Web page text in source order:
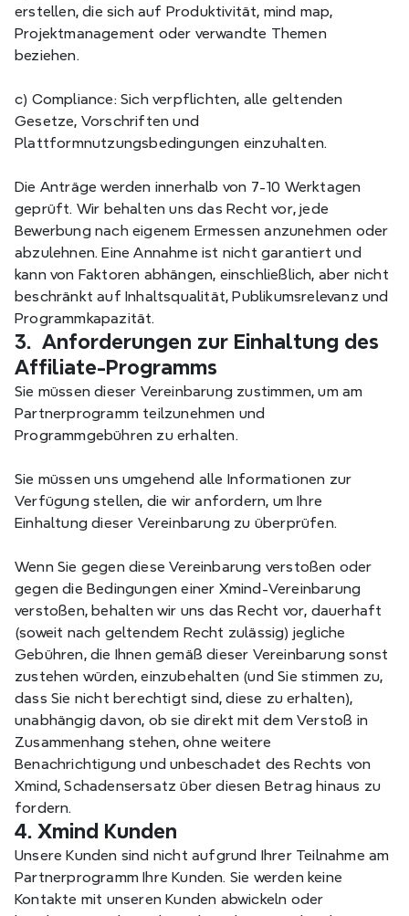
erstellen, die sich auf Produktivität, mind map,
Projektmanagement oder verwandte Themen
beziehen.
c) Compliance: Sich verpflichten, alle geltenden
Gesetze, Vorschriften und
Plattformnutzungsbedingungen einzuhalten.
Die Anträge werden innerhalb von 7-10 Werktagen
geprüft. Wir behalten uns das Recht vor, jede
Bewerbung nach eigenem Ermessen anzunehmen oder
abzulehnen. Eine Annahme ist nicht garantiert und
kann von Faktoren abhängen, einschließlich, aber nicht
beschränkt auf Inhaltsqualität, Publikumsrelevanz und
Programmkapazität.
3.  Anforderungen zur Einhaltung des
Affiliate-Programms
Sie müssen dieser Vereinbarung zustimmen, um am
Partnerprogramm teilzunehmen und
Programmgebühren zu erhalten.
Sie müssen uns umgehend alle Informationen zur
Verfügung stellen, die wir anfordern, um Ihre
Einhaltung dieser Vereinbarung zu überprüfen.
Wenn Sie gegen diese Vereinbarung verstoßen oder
gegen die Bedingungen einer Xmind-Vereinbarung
verstoßen, behalten wir uns das Recht vor, dauerhaft
(soweit nach geltendem Recht zulässig) jegliche
Gebühren, die Ihnen gemäß dieser Vereinbarung sonst
zustehen würden, einzubehalten (und Sie stimmen zu,
dass Sie nicht berechtigt sind, diese zu erhalten),
unabhängig davon, ob sie direkt mit dem Verstoß in
Zusammenhang stehen, ohne weitere
Benachrichtigung und unbeschadet des Rechts von
Xmind, Schadensersatz über diesen Betrag hinaus zu
fordern.
4. Xmind Kunden
Unsere Kunden sind nicht aufgrund Ihrer Teilnahme am
Partnerprogramm Ihre Kunden. Sie werden keine
Kontakte mit unseren Kunden abwickeln oder